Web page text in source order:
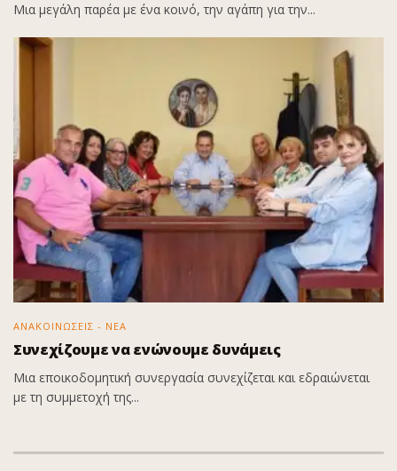
Μια μεγάλη παρέα με ένα κοινό, την αγάπη για την...
ΑΝΑΚΟΙΝΩΣΕΙΣ - ΝΕΑ
Συνεχίζουμε να ενώνουμε δυνάμεις
Μια εποικοδομητική συνεργασία συνεχίζεται και εδραιώνεται
με τη συμμετοχή της...